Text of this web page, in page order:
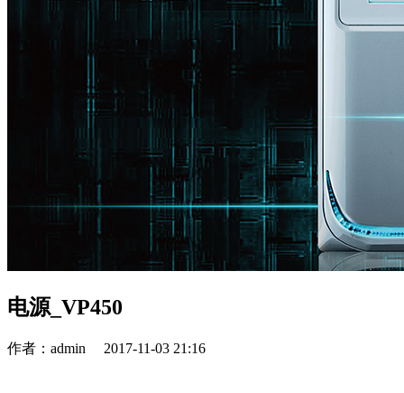
电源_VP450
作者：admin 2017-11-03 21:16